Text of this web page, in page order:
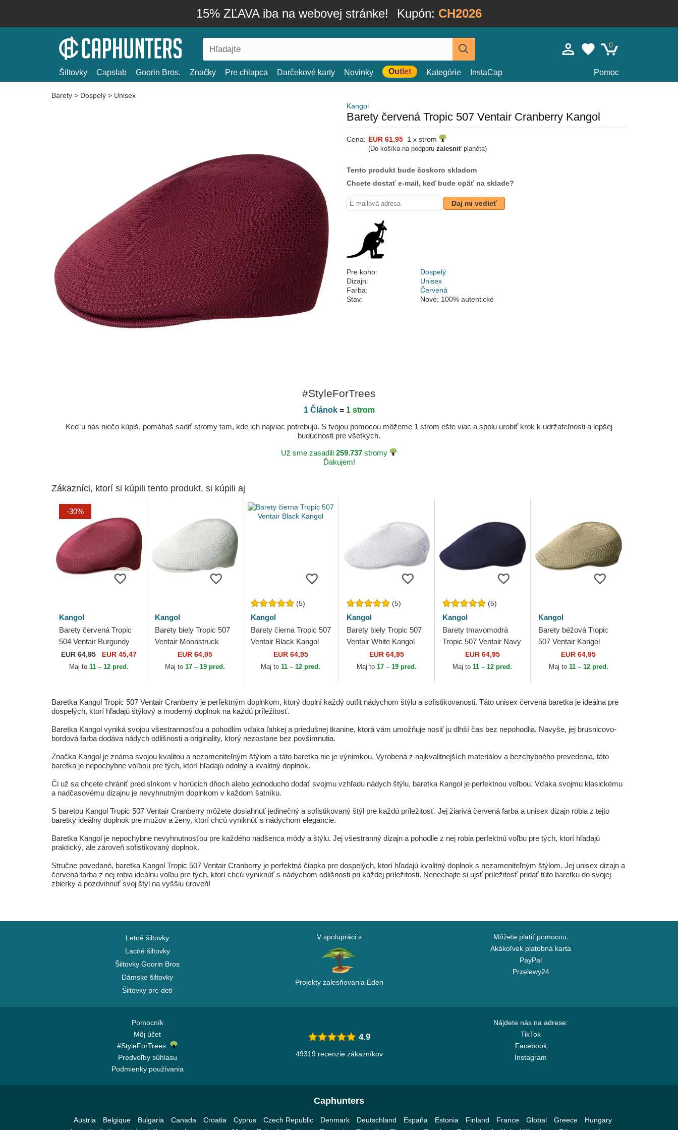
15% ZĽAVA iba na webovej stránke! Kupón: CH2026
0
Šiltovky Capslab Goorin Bros. Značky Pre chlapca Darčekové karty Novinky Outlet Kategórie InstaCap Pomoc
Barety > Dospelý > Unisex
Kangol
Barety červená Tropic 507 Ventair Cranberry Kangol
Cena: EUR 61,95 1 x strom
(Do košíka na podporu zalesniťplanéta)
Tento produkt bude čoskoro skladom
Chcete dostať e-mail, keď bude opäť na sklade?
Daj mi vedieť
Pre koho:
Dospelý
Dizajn:
Unisex
Farba:
Červená
Stav:
Nové; 100% autentické
#StyleForTrees
1 Článok= 1 strom
Keď u nás niečo kúpiš, pomáhaš sadiť stromy tam, kde ich najviac potrebujú. S tvojou pomocou môžeme 1 strom ešte viac a spolu urobiť krok k udržateľnosti a lepšej
budúcnosti pre všetkých.
Už sme zasadili 259.737 stromy
Ďakujem!
Zákazníci, ktorí si kúpili tento produkt, si kúpili aj
-30%
Kangol
Barety červená Tropic
504 Ventair Burgundy
Kangol
EUR64,95 EUR 45,47
Maj to11 – 12 pred.
Kangol
Barety biely Tropic 507
Ventair Moonstruck
EUR 64,95
Maj to 17 – 19 pred.
(5)
Kangol
Barety čierna Tropic 507
Ventair Black Kangol
EUR 64,95
Maj to11 – 12 pred.
(5)
Kangol
Barety biely Tropic 507
Ventair White Kangol
EUR 64,95
Maj to 17 – 19 pred.
(5)
Kangol
Barety tmavomodrá
Tropic 507 Ventair Navy
EUR 64,95
Maj to11 – 12 pred.
Kangol
Barety béžová Tropic
507 Ventair Kangol
EUR 64,95
Maj to 11 – 12 pred.
Baretka Kangol Tropic 507 Ventair Cranberry je perfektným doplnkom, ktorý doplní každý outfit nádychom štýlu a sofistikovanosti. Táto unisex červená baretka je ideálna pre
dospelých, ktorí hľadajú štýlový a moderný doplnok na každú príležitosť.
Baretka Kangol vyniká svojou všestrannosťou a pohodlím vďaka ľahkej a priedušnej tkanine, ktorá vám umožňuje nosiť ju dlhší čas bez nepohodlia. Navyše, jej brusnicovo-
bordová farba dodáva nádych odlišnosti a originality, ktorý nezostane bez povšimnutia.
Značka Kangol je známa svojou kvalitou a nezameniteľným štýlom a táto baretka nie je výnimkou. Vyrobená z najkvalitnejších materiálov a bezchybného prevedenia, táto
baretka je nepochybne voľbou pre tých, ktorí hľadajú odolný a kvalitný doplnok.
Či už sa chcete chrániť pred slnkom v horúcich dňoch alebo jednoducho dodať svojmu vzhľadu nádych štýlu, baretka Kangol je perfektnou voľbou. Vďaka svojmu klasickému
a nadčasovému dizajnu je nevyhnutným doplnkom v každom šatníku.
S baretou Kangol Tropic 507 Ventair Cranberry môžete dosiahnuť jedinečný a sofistikovaný štýl pre každú príležitosť. Jej žiarivá červená farba a unisex dizajn robia z tejto
baretky ideálny doplnok pre mužov a ženy, ktorí chcú vyniknúť s nádychom elegancie.
Baretka Kangol je nepochybne nevyhnutnosťou pre každého nadšenca módy a štýlu. Jej všestranný dizajn a pohodlie z nej robia perfektnú voľbu pre tých, ktorí hľadajú
praktický, ale zároveň sofistikovaný doplnok.
Stručne povedané, baretka Kangol Tropic 507 Ventair Cranberry je perfektná čiapka pre dospelých, ktorí hľadajú kvalitný doplnok s nezameniteľným štýlom. Jej unisex dizajn a
červená farba z nej robia ideálnu voľbu pre tých, ktorí chcú vyniknúť s nádychom odlišnosti pri každej príležitosti. Nenechajte si ujsť príležitosť pridať túto baretku do svojej
zbierky a pozdvihnúť svoj štýl na vyššiu úroveň!
Letné šiltovky
Lacné šiltovky
Šiltovky Goorin Bros
Dámske šiltovky
Šiltovky pre deti
V spolupráci s
Projekty zalesňovania Eden
Môžete platiť pomocou:
Akákoľvek platobná karta
PayPal
Przelewy24
Pomocník
Môj účet
#StyleForTrees
Predvoľby súhlasu
Podmienky používania
Nájdete nás na adrese:
TikTok
Facebook
Instagram
4.9
49319 recenzie zákazníkov
Caphunters
Austria Belgique Bulgaria Canada Croatia Cyprus Czech Republic Denmark Deutschland España Estonia Finland France Global Greece
Hungary